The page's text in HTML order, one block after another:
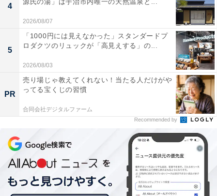
に来たとか、幸せな生活を送る“イクメン”アピールをし
ている。だけど裏では不倫三昧。常套句は『妻とは終わ
っている』で、彼の女癖の悪さは社内の一部の女性陣に
知られている」
B子さんは上司の行動を「気持ち悪い」と思いながら
も、どこかで「ある意味“仕事ができる”人」というイメ
ージを抱くという。
「SNSは、自分をさらけだす場所じゃなくて、自分を“演
出する場所”なんじゃないかって思います。上司はそれを
上手に利用して自己ブランディングしているんだなっ
て。恋愛や結婚をするとき、上司みたいな男性の言葉に
は絶対だまされないようにしないとって思いますけど」
4
2026/08/07
5
「1000円には見えなかった」スタンダードプ
ロダクツのリュックが「高見えする」の...
2026/08/03
PR
売り場じゃ教えてくれない！当たる人だけがや
ってる宝くじの習慣
合同会社デジタルファーム
Recommended by